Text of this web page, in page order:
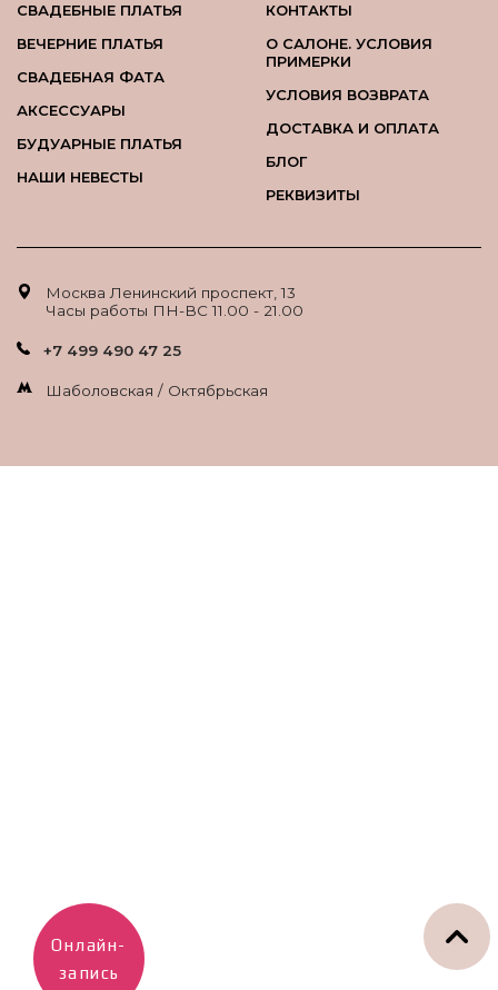
СВАДЕБНЫЕ ПЛАТЬЯ
ВЕЧЕРНИЕ ПЛАТЬЯ
СВАДЕБНАЯ ФАТА
АКСЕССУАРЫ
БУДУАРНЫЕ ПЛАТЬЯ
НАШИ НЕВЕСТЫ
КОНТАКТЫ
О САЛОНЕ. УСЛОВИЯ
ПРИМЕРКИ
УСЛОВИЯ ВОЗВРАТА
ДОСТАВКА И ОПЛАТА
БЛОГ
РЕКВИЗИТЫ
Москва Ленинский проспект, 13
Часы работы ПН-ВС 11.00 - 21.00
+7 499 490 47 25
Шаболовская / Октябрьская
Онлайн-
запись